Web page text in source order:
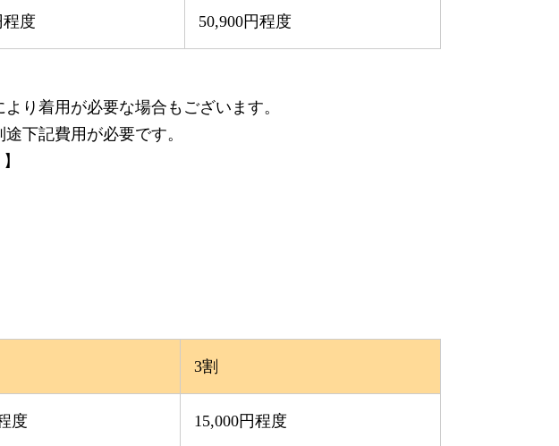
程度 50,900円程度
り着用が必要な場合もございます。
下記費用が必要です。
3割
度 15,000円程度